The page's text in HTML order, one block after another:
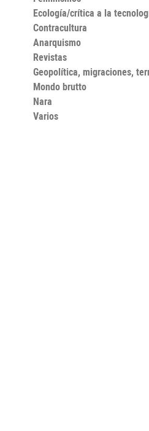
Ecología/crítica a la
Contracultura
Anarquismo
Revistas
Geopolítica, migraciones,
Mondo brutto
Nara
Varios